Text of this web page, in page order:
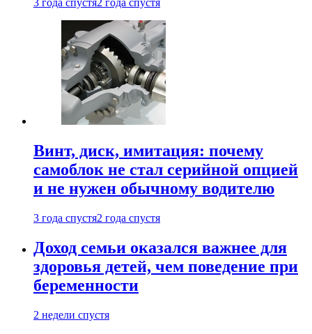
3 года спустя2 года спустя
Винт, диск, имитация: почему
самоблок не стал серийной опцией
и не нужен обычному водителю
3 года спустя2 года спустя
Доход семьи оказался важнее для
здоровья детей, чем поведение при
беременности
2 недели спустя